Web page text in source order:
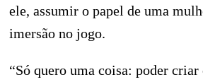
ele, assumir o papel de uma
imersão no jogo.
“Só quero uma coisa: poder criar